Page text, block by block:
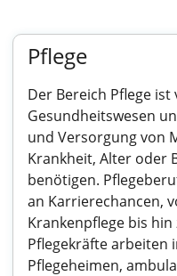
Pflege
Der Bereich Pflege
Gesundheitswesen
und Versorgung von
Krankheit, Alter oder
benötigen.
an Karrierechancen,
Krankenpflege bis
Pflegekräfte arbeiten
Pflegeheimen,